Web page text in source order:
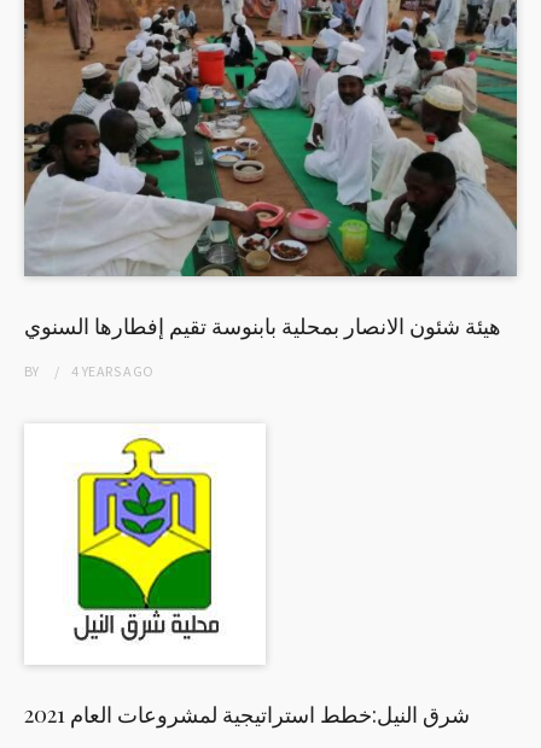
هيئة شئون الانصار بمحلية بابنوسة تقيم إفطارها السنوي
BY 4 YEARSAGO
شرق النيل:خطط استراتيجية لمشروعات العام 2021